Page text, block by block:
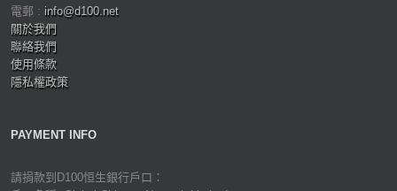
電郵 : info@d100.net
關於我們
聯絡我們
使用條款
隱私權政策
PAYMENT INFO
請捐款到D100恒生銀行戶口：